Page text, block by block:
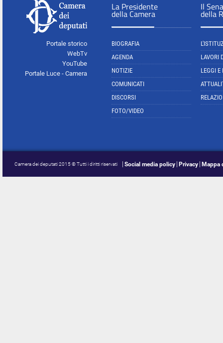
Portale storico
WebTv
YouTube
Portale Luce - Camera
La Presidente
della Camera
BIOGRAFIA
AGENDA
NOTIZIE
COMUNICATI
DISCORSI
FOTO/VIDEO
Il
della
LAVORI
LEGGI E
Camera dei deputati 2015 © Tutti i diritti riservati Social media policy Privacy Mappa